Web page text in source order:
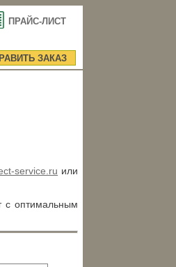
ПРАЙС-ЛИСТ
ЗАКАЗ
service.ru или
с оптимальным